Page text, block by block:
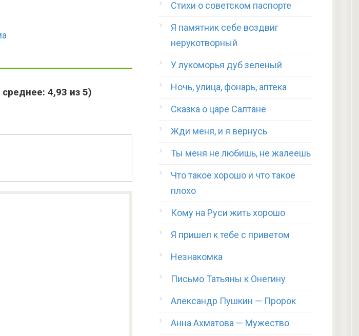
среднее: 4,93 из 5)
Стихи о советском паспорте
Я памятник себе воздвиг
нерукотворный
У лукоморья дуб зеленый
Ночь, улица, фонарь, аптека
Сказка о царе Салтане
Жди меня, и я вернусь
Ты меня не любишь, не жалеешь
Что такое хорошо и что такое
плохо
Кому на Руси жить хорошо
Я пришел к тебе с приветом
Незнакомка
Письмо Татьяны к Онегину
Александр Пушкин — Пророк
Анна Ахматова — Мужество